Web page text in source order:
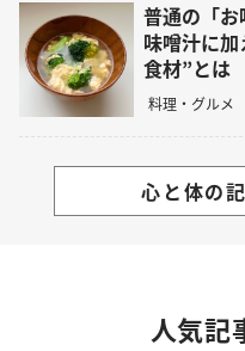
普通の「
味噌汁に
食材”とは
料理・グルメ
心と体の
人気記